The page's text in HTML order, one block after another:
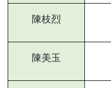
陳枝烈
陳美玉